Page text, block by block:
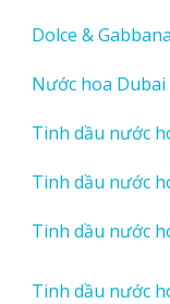
phẩm
Dolce & Gabbana
Nước hoa Dubai
Tinh dầu nước
Tinh dầu nước
Tinh dầu nước
Tinh dầu nước